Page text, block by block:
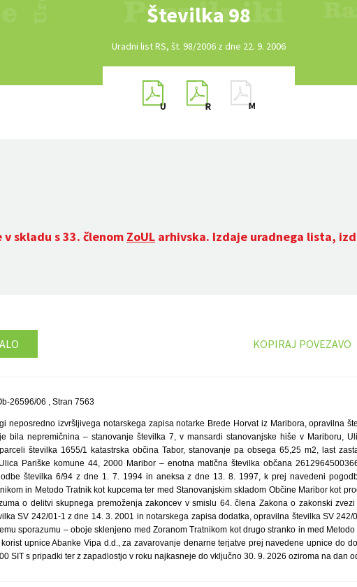
Številka 98
Uradni list RS, št. 98/2006 z dne 22. 9. 2006
skladu s 33. členom ZoUL arhivska. Izdaje uradnega lista,
KOPIRAJ POVEZAVO
26596/06 , Stran 7563
neposredno izvršljivega notarskega zapisa notarke Brede Horvat iz Maribora, opravilna
bila nepremičnina – stanovanje številka 7, v mansardi stanovanjske hiše v Mariboru,
številka 1655/1 katastrska občina Tabor, stanovanje pa obsega 65,25 m2, last
Pariške komune 44, 2000 Maribor – enotna matična številka občana
številka 6/94 z dne 1. 7. 1994 in aneksa z dne 13. 8. 1997, k prej navedeni
in Metodo Tratnik kot kupcema ter med Stanovanjskim skladom Občine Maribor kot
o delitvi skupnega premoženja zakoncev v smislu 64. člena Zakona o zakonski
SV 242/01-1 z dne 14. 3. 2001 in notarskega zapisa dodatka, opravilna številka SV 242/
sporazumu – oboje sklenjeno med Zoranom Tratnikom kot drugo stranko in med
upnice Abanke Vipa d.d., za zavarovanje denarne terjatve prej navedene upnice do
SIT s pripadki ter z zapadlostjo v roku najkasneje do vključno 30. 9. 2026 oziroma na dan